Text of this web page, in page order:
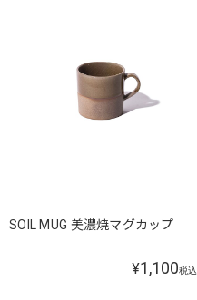
SOIL MUG 美濃焼マグカップ
¥1,100税込